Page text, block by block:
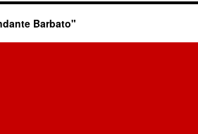
Barbato"